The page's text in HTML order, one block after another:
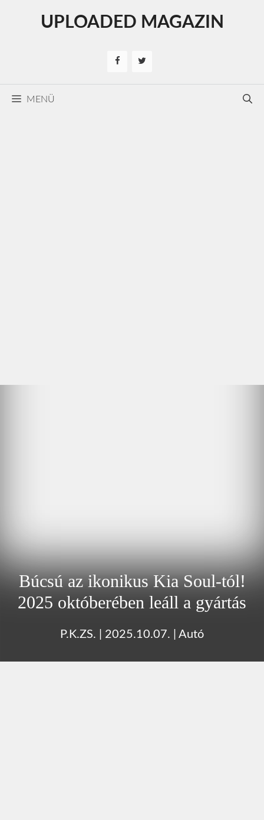
UPLOADED MAGAZIN
MENÜ
Búcsú az ikonikus Kia Soul-tól!
2025 októberében leáll a gyártás
P.K.ZS. 2025.10.07. Autó